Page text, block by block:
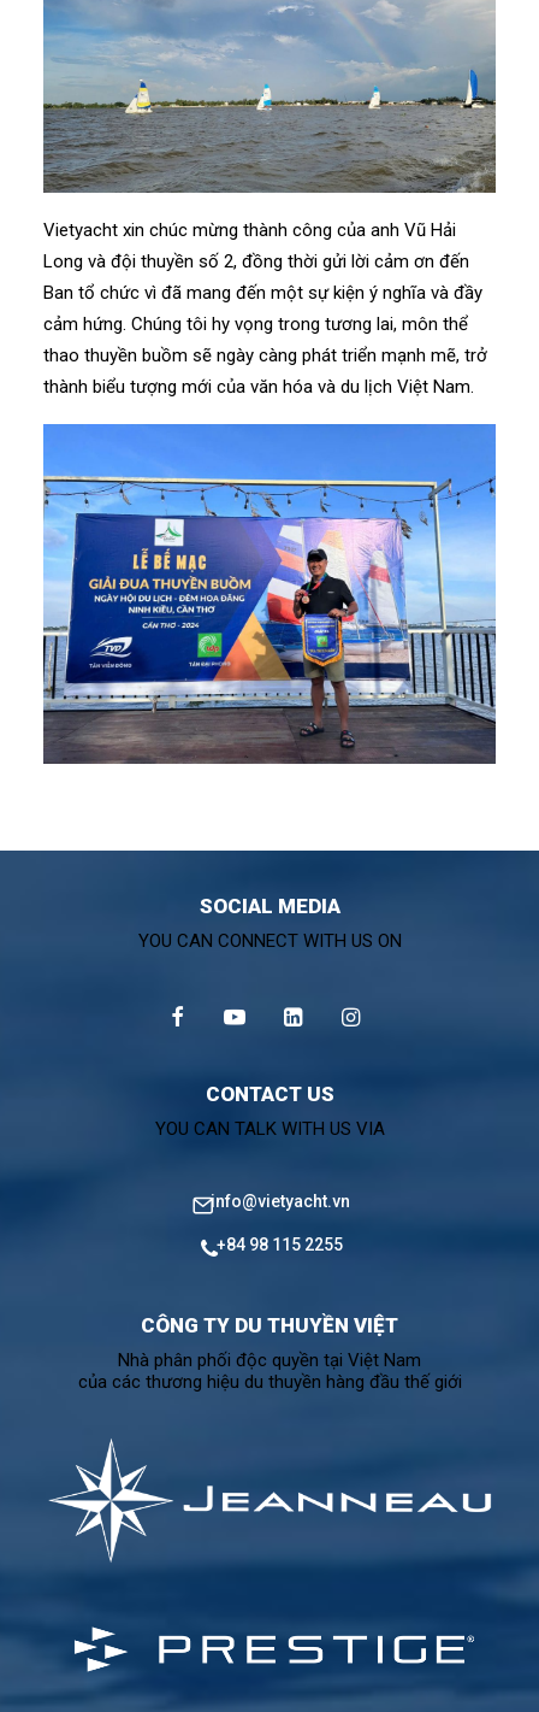
Vietyacht xin chúc mừng thành công của anh Vũ Hải
Long và đội thuyền số 2, đồng thời gửi lời cảm ơn đến
Ban tổ chức vì đã mang đến một sự kiện ý nghĩa và đầy
cảm hứng. Chúng tôi hy vọng trong tương lai, môn thể
thao thuyền buồm sẽ ngày càng phát triển mạnh mẽ, trở
thành biểu tượng mới của văn hóa và du lịch Việt Nam.
SOCIAL MEDIA
YOU CAN CONNECT WITH US ON
CONTACT US
YOU CAN TALK WITH US VIA
info@vietyacht.vn
+84 98 115 2255
CÔNG TY DU THUYỀN VIỆT
Nhà phân phối độc quyền tại Việt Nam
của các thương hiệu du thuyền hàng đầu thế giới